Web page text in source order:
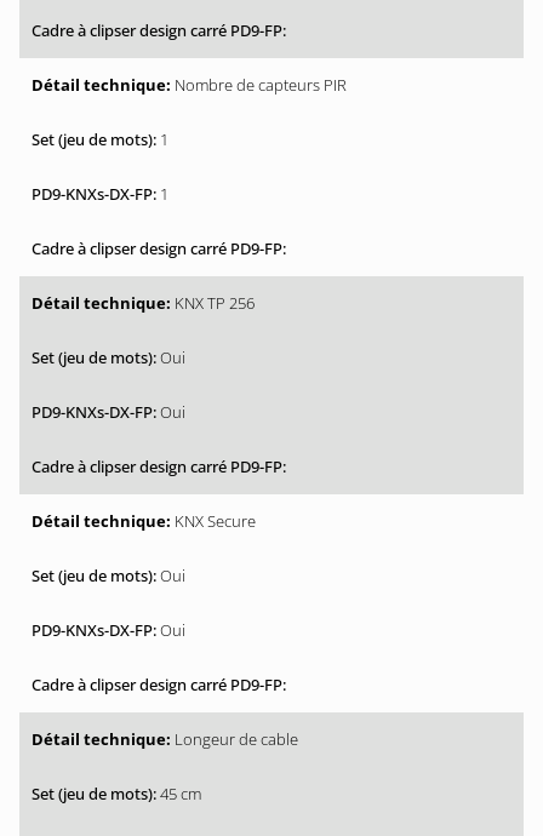
Nombre de capteurs PIR
1
1
KNX TP 256
Oui
Oui
KNX Secure
Oui
Oui
Longeur de cable
45 cm